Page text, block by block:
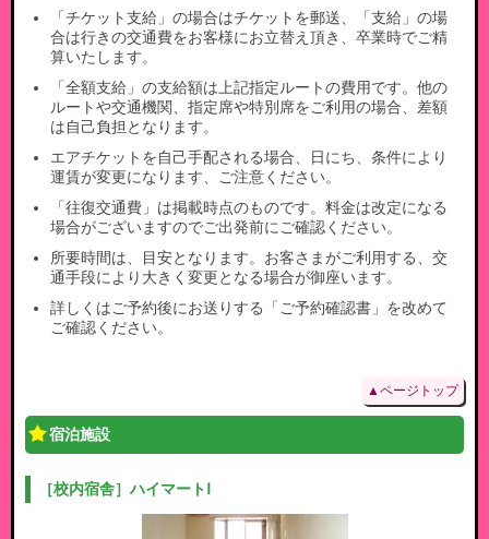
「チケット支給」の場合はチケットを郵送、「支給」の場
合は行きの交通費をお客様にお立替え頂き、卒業時でご精
算いたします。
「全額支給」の支給額は上記指定ルートの費用です。他の
ルートや交通機関、指定席や特別席をご利用の場合、差額
は自己負担となります。
エアチケットを自己手配される場合、日にち、条件により
運賃が変更になります、ご注意ください。
「往復交通費」は掲載時点のものです。料金は改定になる
場合がございますのでご出発前にご確認ください。
所要時間は、目安となります。お客さまがご利用する、交
通手段により大きく変更となる場合が御座います。
詳しくはご予約後にお送りする「ご予約確認書」を改めて
ご確認ください。
▲ページトップ
宿泊施設
［校内宿舎］ハイマートⅠ